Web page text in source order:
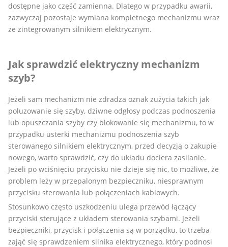
dostępne jako część zamienna. Dlatego w przypadku awarii,
zazwyczaj pozostaje wymiana kompletnego mechanizmu wraz
ze zintegrowanym silnikiem elektrycznym.
Jak sprawdzić elektryczny mechanizm
szyb?
Jeżeli sam mechanizm nie zdradza oznak zużycia takich jak
poluzowanie się szyby, dziwne odgłosy podczas podnoszenia
lub opuszczania szyby czy blokowanie się mechanizmu, to w
przypadku usterki mechanizmu podnoszenia szyb
sterowanego silnikiem elektrycznym, przed decyzją o zakupie
nowego, warto sprawdzić, czy do układu dociera zasilanie.
Jeżeli po wciśnięciu przycisku nie dzieje się nic, to możliwe, że
problem leży w przepalonym bezpieczniku, niesprawnym
przycisku sterowania lub połączeniach kablowych.
Stosunkowo często uszkodzeniu ulega przewód łączący
przyciski sterujące z układem sterowania szybami. Jeżeli
bezpieczniki, przycisk i połączenia są w porządku, to trzeba
zająć się sprawdzeniem silnika elektrycznego, który podnosi